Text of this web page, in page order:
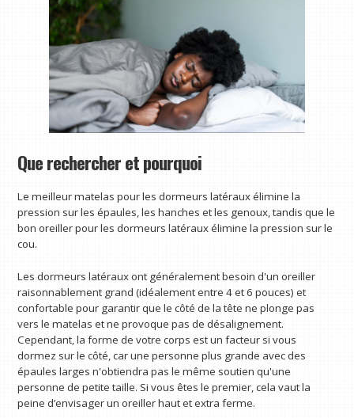
Que rechercher et pourquoi
Le meilleur matelas pour les dormeurs latéraux élimine la
pression sur les épaules, les hanches et les genoux, tandis que le
bon oreiller pour les dormeurs latéraux élimine la pression sur le
cou.
Les dormeurs latéraux ont généralement besoin d'un oreiller
raisonnablement grand (idéalement entre 4 et 6 pouces) et
confortable pour garantir que le côté de la tête ne plonge pas
vers le matelas et ne provoque pas de désalignement.
Cependant, la forme de votre corps est un facteur si vous
dormez sur le côté, car une personne plus grande avec des
épaules larges n'obtiendra pas le même soutien qu'une
personne de petite taille. Si vous êtes le premier, cela vaut la
peine d’envisager un oreiller haut et extra ferme.